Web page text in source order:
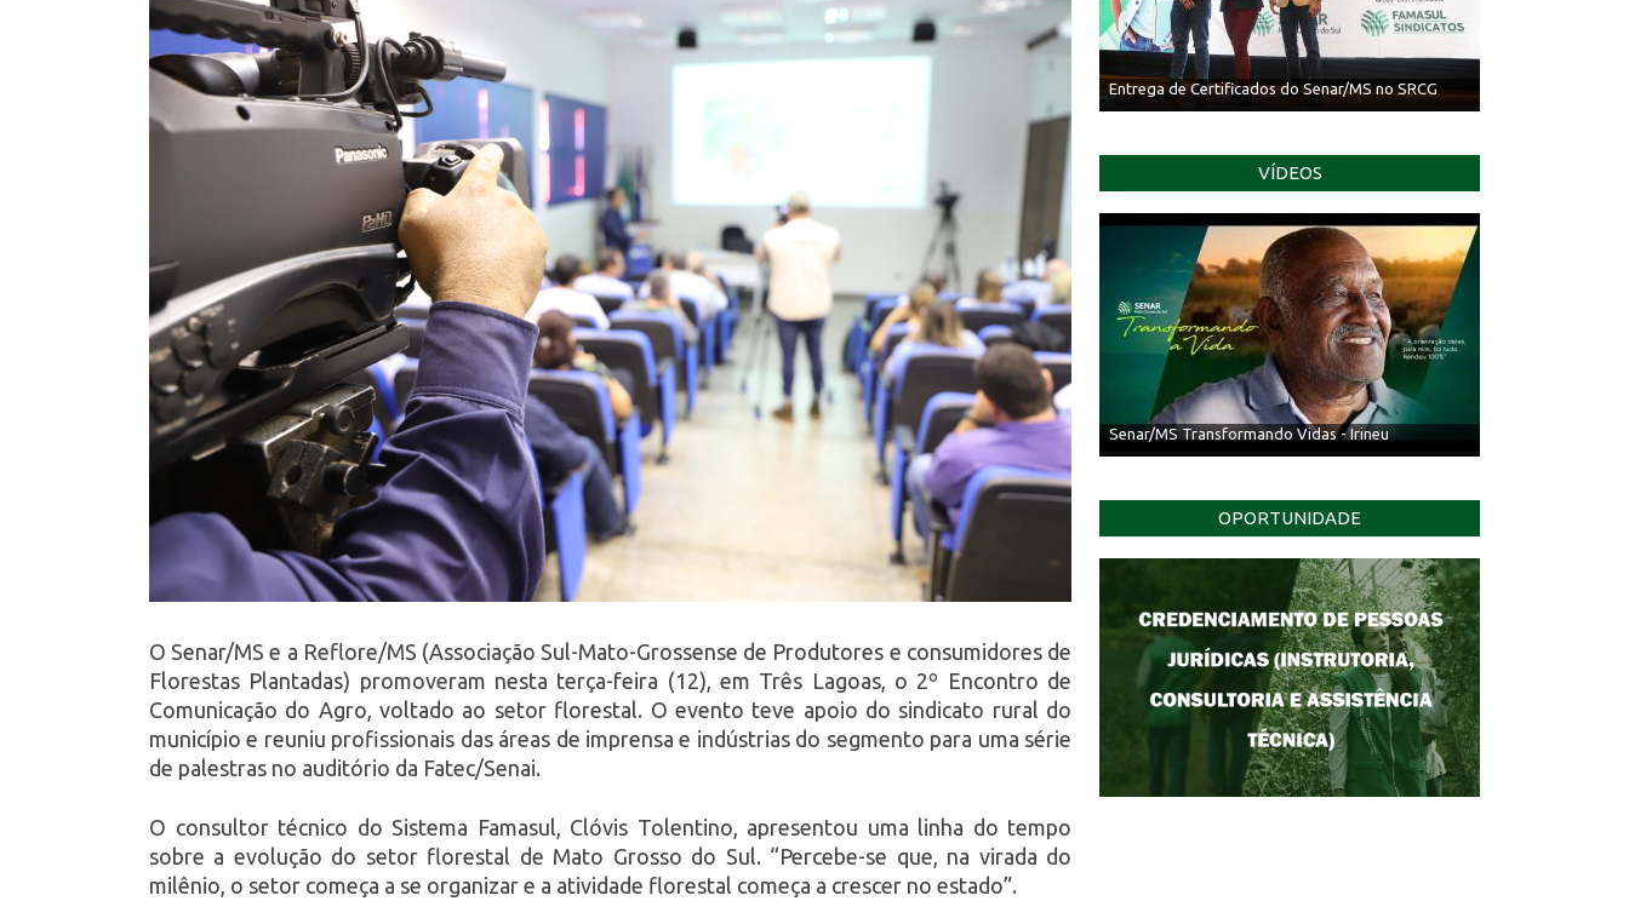
Entrega de Certificados do Senar/MS no SRCG
VÍDEOS
Senar/MS Transformando Vidas - Irineu
OPORTUNIDADE
O Senar/MS e a Reflore/MS (Associação Sul-Mato-Grossense de Produtores e consumidores de
Florestas Plantadas) promoveram nesta terça-feira (12), em Três Lagoas, o 2º Encontro de
Comunicação do Agro, voltado ao setor florestal. O evento teve apoio do sindicato rural do
município e reuniu profissionais das áreas de imprensa e indústrias do segmento para uma série
de palestras no auditório da Fatec/Senai.
O consultor técnico do Sistema Famasul, Clóvis Tolentino, apresentou uma linha do tempo
sobre a evolução do setor florestal de Mato Grosso do Sul. “Percebe-se que, na virada do
milênio, o setor começa a se organizar e a atividade florestal começa a crescer no estado”.